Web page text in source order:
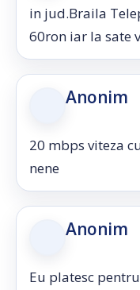
in jud.Braila
60ron iar la sate
Anonim
20 mbps viteza
nene
Anonim
Eu platesc